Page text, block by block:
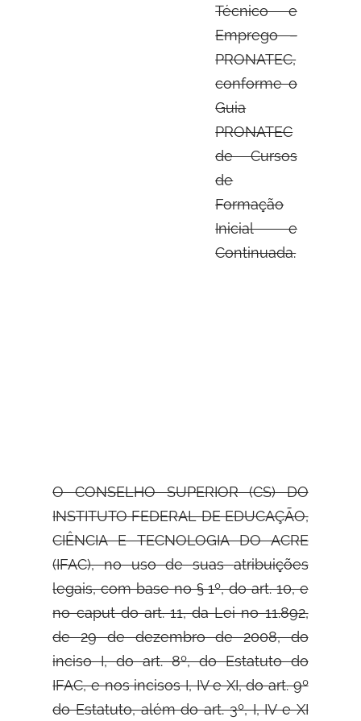
Técnico e
Emprego –
PRONATEC,
conforme o
Guia
PRONATEC
de Cursos
de
Formação
Inicial e
Continuada.
O CONSELHO SUPERIOR (CS) DO
INSTITUTO FEDERAL DE EDUCAÇÃO,
CIÊNCIA E TECNOLOGIA DO ACRE
(IFAC), no uso de suasatribuições
legais, com base no § 1º, do art. 10, e
no caput do art. 11, da Lei no 11.892,
de 29 de dezembro de 2008, do
inciso I, do art. 8º, do Estatuto do
IFAC, e nos incisos I, IV e XI, do art. 9º
do Estatuto, além do art. 3º, I, IV e XI